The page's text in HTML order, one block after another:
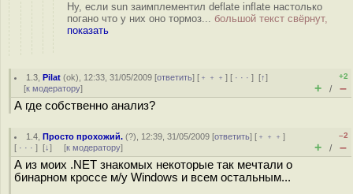
Ну, если sun заимплементил deflate inflate настолько
погано что у них оно тормоз... большой текст свёрнут,
показать
1.3 ,Pilat (ok), 12:33, 31/05/2009 [ответить] [ ﹢﹢﹢] [ · · ·][↑]
[к модератору]
+2
+ / –
А где собственно анализ?
1.4 ,Просто прохожий. (?), 12:39, 31/05/2009 [ответить] [ ﹢﹢﹢]
[ · · · ] [↓] [к модератору]
–2
+ / –
А из моих .NET знакомых некоторые так мечтали о
бинарном кроссе м/у Windows и всем остальным...